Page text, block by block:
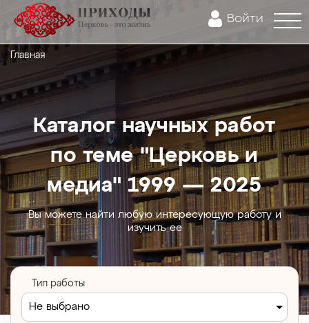
Войти
Главная
Каталог научных работ
по теме "Церковь и
медиа" 1999 — 2025
Вы можете найти любую интересующую работу и
изучить ее
Тип работы
Не выбрано